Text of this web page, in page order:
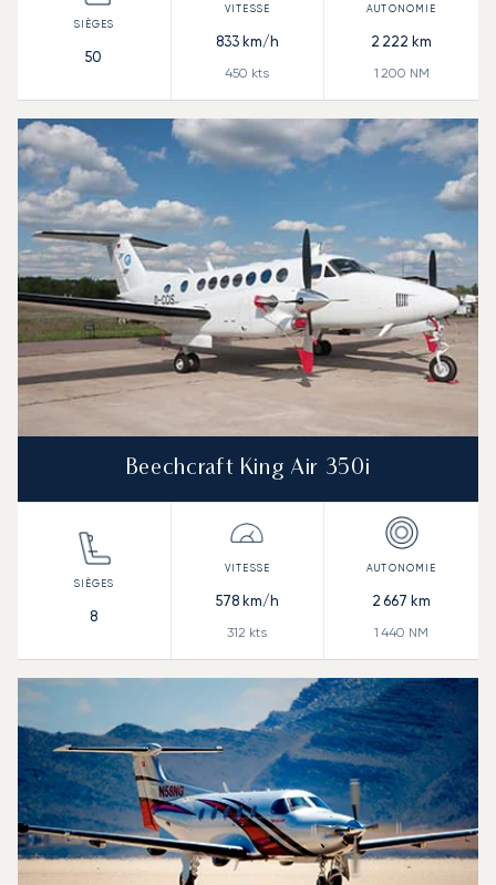
50
833km/h
450 kts
2 222 km
1 200 NM
Beechcraft King Air 350i
8
578km/h
312 kts
2 667 km
1 440 NM